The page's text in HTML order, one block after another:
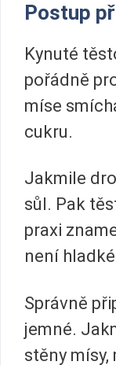
Postup
Kynuté
pořádně
míse
cukru.
Jakmile
sůl. Pak
praxi
není
Správně
jemné.
stěny mísy,